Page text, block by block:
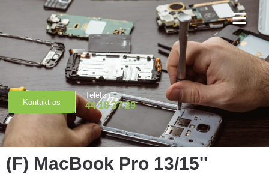
Kontakt os
Telefon
44 18 37 29
(F) MacBook Pro 13/15''